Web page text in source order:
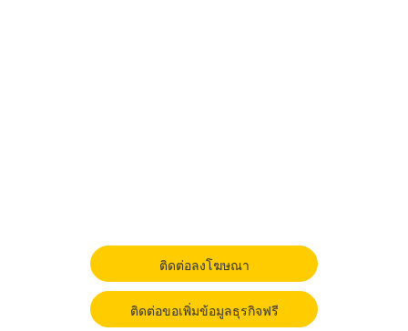
ติดต่อลงโฆษณา
ติดต่อขอเพิ่มข้อมูลธุรกิจฟรี